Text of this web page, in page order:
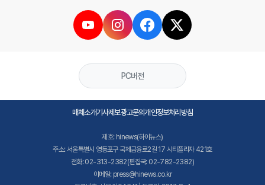
PC버전
매체소개기사제보광고문의개인정보처리방침
제호: hinews(하이뉴스)
주소: 서울특별시 영등포구 국제금융로2길 17 시티플라자 421호
전화: 02-313-2382(편집국: 02-782-2382)
이메일: press@hinews.co.kr